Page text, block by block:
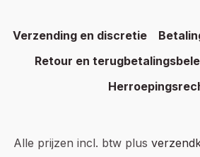
Verzending en discretie
Retour en
Alle prijzen incl. btw plus